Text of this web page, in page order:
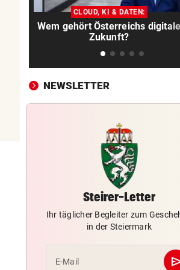
Premier-League-Klub
CHAMPIONS-LEAGUE-QUALI
Darum spielte Sturm Graz
Brustsponsor
hart, aber ehrlich“
CHAMPIONS-LEAGUE-QUALI
Tor-Spektakel! St. Pölten
Young Boys Bern
Mann floh nach Unfall
MIT FORSCHER UNTERWEGS vor 8
CLOUD, KI & DATEN:
Wem gehört Österreichs digitale
Zukunft?
NEWSLETTER
Steirer-Letter
Ihr täglicher Begleiter zum
in der Steiermark
E-Mail